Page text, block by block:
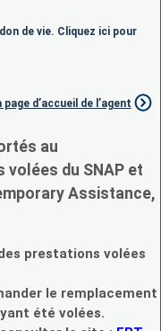
de vie. Cliquez ici pour
d’accueil de l’agent
au
du SNAP et
Assistance,
prestations volées
le remplacement
été volées.